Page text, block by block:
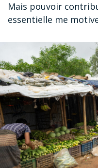
Mais pouvoir
essentielle me